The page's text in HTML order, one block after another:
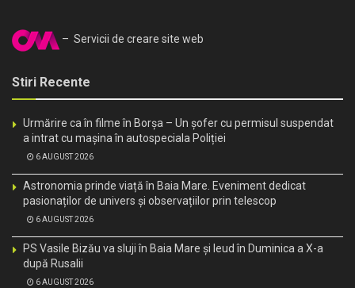
– Servicii de creare site web
Stiri Recente
Urmărire ca în filme în Borșa – Un șofer cu permisul suspendat
a intrat cu mașina în autospeciala Poliției
6 AUGUST 2026
Astronomia prinde viață în Baia Mare. Eveniment dedicat
pasionaților de univers și observațiilor prin telescop
6 AUGUST 2026
PS Vasile Bizău va sluji în Baia Mare și Ieud în Duminica a X-a
după Rusalii
6 AUGUST 2026